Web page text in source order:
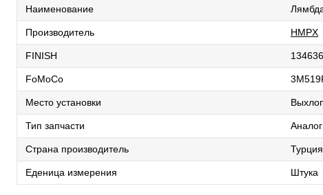
Наименование
Производитель HMPX
FINISH
FoMoCo
Место установки
Тип запчасти Аналог
Страна производитель Турция
Еденица измерения Штука